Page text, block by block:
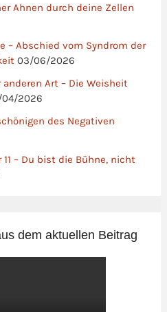
Ahnen durch deine Zellen
– Abschied vom Syndrom der
03/06/2026
Art – Die Weisheit
04/2026
des Negativen
– Du bist die Bühne, nicht
dem aktuellen Beitrag